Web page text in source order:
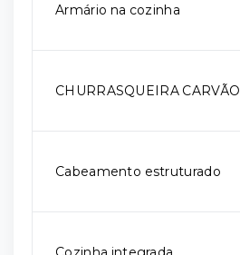
Armário na cozinha
CHURRASQUEIRA CARVÃO
Cabeamento estruturado